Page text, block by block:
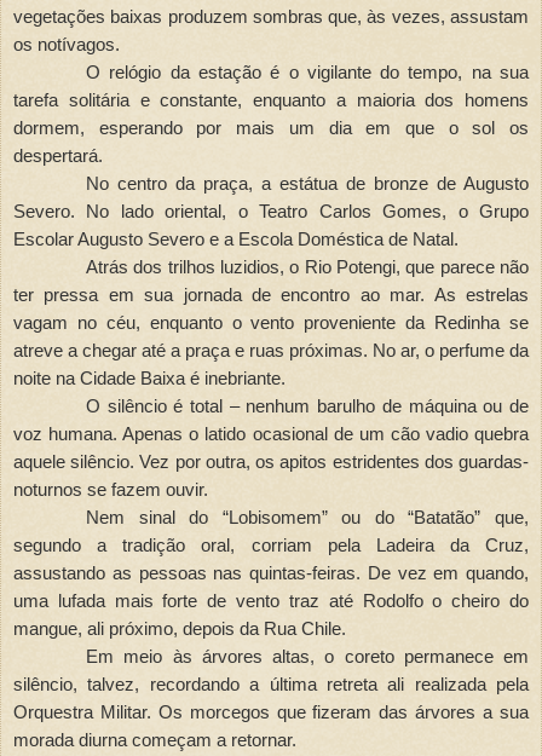
vegetações baixas produzem sombras que, às vezes, assustam
os notívagos.
O relógio da estação é o vigilante do tempo, na sua
tarefa solitária e constante, enquanto a maioria dos homens
dormem, esperando por mais um dia em que o sol os
despertará.
No centro da praça, a estátua de bronze de Augusto
Severo. No lado oriental, o Teatro Carlos Gomes, o Grupo
Escolar Augusto Severo e a Escola Doméstica de Natal.
Atrás dos trilhos luzidios, o Rio Potengi, que parece não
ter pressa em sua jornada de encontro ao mar. As estrelas
vagam no céu, enquanto o vento proveniente da Redinha se
atreve a chegar até a praça e ruas próximas. No ar, o perfume da
noite na Cidade Baixa é inebriante.
O silêncio é total – nenhum barulho de máquina ou de
voz humana. Apenas o latido ocasional de um cão vadio quebra
aquele silêncio. Vez por outra, os apitos estridentes dos guardas-
noturnos se fazem ouvir.
Nem sinal do “Lobisomem” ou do “Batatão” que,
segundo a tradição oral, corriam pela Ladeira da Cruz,
assustando as pessoas nas quintas-feiras. De vez em quando,
uma lufada mais forte de vento traz até Rodolfo o cheiro do
mangue, ali próximo, depois da Rua Chile.
Em meio às árvores altas, o coreto permanece em
silêncio, talvez, recordando a última retreta ali realizada pela
Orquestra Militar. Os morcegos que fizeram das árvores a sua
morada diurna começam a retornar.